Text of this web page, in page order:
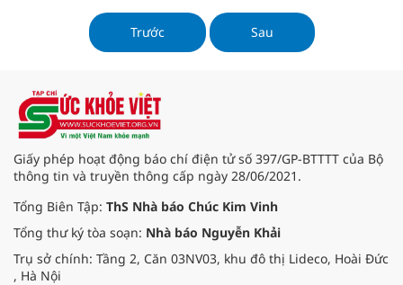
xây dựng nông thôn mới. Thành
quả này không chỉ đến từ sự lãnh
đạo quyết liệt của cấp ủy, chính
Trước Sau
Giấy phép hoạt động báo chí điện tử số 397/GP-BTTTT của Bộ
thông tin và truyền thông cấp ngày 28/06/2021.
Tổng Biên Tập: ThS Nhà báo Chúc Kim Vinh
Tổng thư ký tòa soạn: Nhà báo Nguyễn Khải
Trụ sở chính: Tầng 2, Căn 03NV03, khu đô thị Lideco, Hoài Đức
, Hà Nội